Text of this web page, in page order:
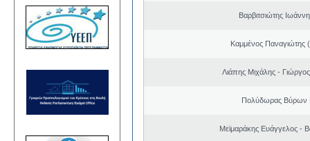
Βαρβιτσιώτης
Καμμένος Παναγιώτης
Λιάπης Μιχάλης -
Πολύδωρας Βύρων
Μεϊμαράκης Ευάγγελος -